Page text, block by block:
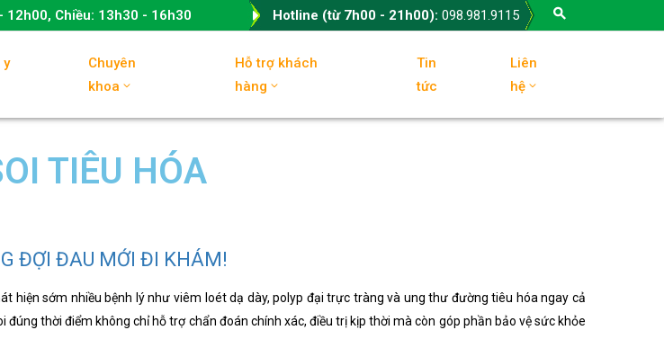
12h00, Chiều: 13h30 - 16h30 Hotline (từ 7h00 - 21h00):098.981.9115
y
Chuyên
khoa
Hỗ trợ khách
hàng
Tin
tức
Liên
hệ
TIÊU HÓA
ĐỢI ĐAU MỚI ĐI KHÁM!
hiện sớm nhiều bệnh lý như viêm loét dạ dày, polyp đại trực tràng và ung thư đường tiêu hóa ngay cả
đúng thời điểm không chỉ hỗ trợ chẩn đoán chính xác, điều trị kịp thời mà còn góp phần bảo vệ sức khỏe